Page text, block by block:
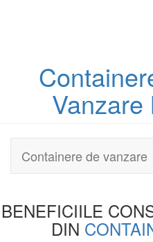
Vanzare
Containere de vanzare
BENEFICIILE
DIN